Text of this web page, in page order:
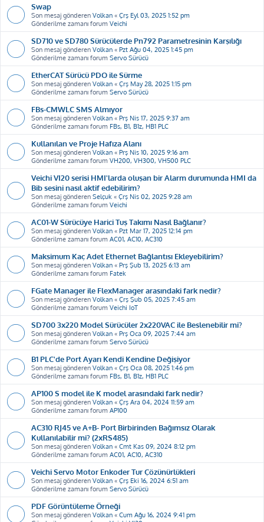
Swap
Son mesaj gönderen Volkan « Çrş Eyl 03, 2025 1:52 pm
Gönderilme zamanı forum Veichi
SD710 ve SD780 Sürücülerde Pn792 Parametresinin Karşılığı
Son mesaj gönderen Volkan « Pzt Ağu 04, 2025 1:45 pm
Gönderilme zamanı forum Servo Sürücü
EtherCAT Sürücü PDO ile Sürme
Son mesaj gönderen Volkan « Çrş May 28, 2025 1:15 pm
Gönderilme zamanı forum Servo Sürücü
FBs-CMWLC SMS Almıyor
Son mesaj gönderen Volkan « Prş Nis 17, 2025 9:37 am
Gönderilme zamanı forum FBs, B1, B1z, HB1 PLC
Kullanılan ve Proje Hafıza Alanı
Son mesaj gönderen Volkan « Prş Nis 10, 2025 9:16 am
Gönderilme zamanı forum VH200, VH300, VH500 PLC
Veichi VI20 serisi HMI'larda oluşan bir Alarm durumunda HMI da
Bib sesini nasıl aktif edebilirim?
Son mesaj gönderen Selçuk « Çrş Nis 02, 2025 9:28 am
Gönderilme zamanı forum Veichi
AC01-W Sürücüye Harici Tuş Takımı Nasıl Bağlanır?
Son mesaj gönderen Volkan « Pzt Mar 17, 2025 12:14 pm
Gönderilme zamanı forum AC01, AC10, AC310
Maksimum Kaç Adet Ethernet Bağlantısı Ekleyebilirim?
Son mesaj gönderen Volkan « Prş Şub 13, 2025 6:13 am
Gönderilme zamanı forum Fatek
FGate Manager ile FlexManager arasındaki fark nedir?
Son mesaj gönderen Volkan « Çrş Şub 05, 2025 7:45 am
Gönderilme zamanı forum Veichi IoT
SD700 3x220 Model Sürücüler 2x220VAC ile Beslenebilir mi?
Son mesaj gönderen Volkan « Prş Oca 09, 2025 7:44 am
Gönderilme zamanı forum Servo Sürücü
B1 PLC'de Port Ayarı Kendi Kendine Değişiyor
Son mesaj gönderen Volkan « Çrş Oca 08, 2025 1:46 pm
Gönderilme zamanı forum FBs, B1, B1z, HB1 PLC
AP100 S model ile K model arasındaki fark nedir?
Son mesaj gönderen Volkan « Çrş Ara 04, 2024 11:59 am
Gönderilme zamanı forum AP100
AC310 RJ45 ve A+B- Port Birbirinden Bağımsız Olarak
Kullanılabilir mi? (2xRS485)
Son mesaj gönderen Volkan « Cmt Kas 09, 2024 8:12 pm
Gönderilme zamanı forum AC01, AC10, AC310
Veichi Servo Motor Enkoder Tur Çözünürlükleri
Son mesaj gönderen Volkan « Çrş Eki 16, 2024 6:51 am
Gönderilme zamanı forum Servo Sürücü
PDF Görüntüleme Örneği
Son mesaj gönderen Volkan « Cum Ağu 16, 2024 9:41 pm